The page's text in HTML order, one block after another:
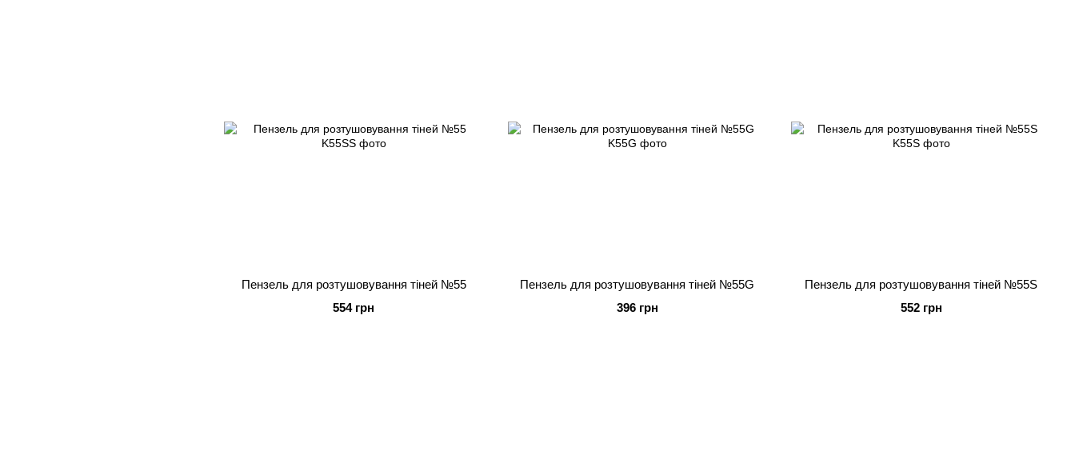
Пензель для розтушовування тіней №55
554 грн
Пензель для розтушовування тіней №55G
396 грн
Пензель для розтушовування тіней №55S
552 грн